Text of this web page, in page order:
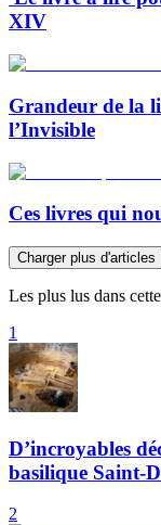
XIV
Grandeur de la
l’Invisible
Ces livres qui
Charger plus d'articles
Les plus lus dans
1
D’incroyables
basilique Saint-
2